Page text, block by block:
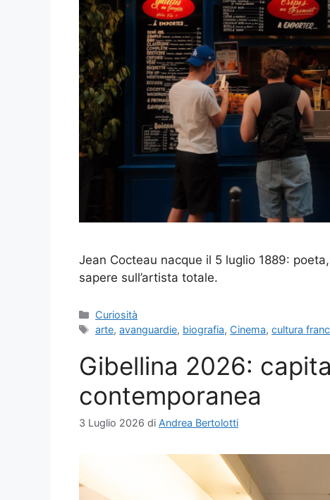
Jean Cocteau nacque il 5 luglio 1889:
sapere sull’artista totale.
Categorie
Curiosità
Tag
arte,avanguardie, biografia, Cinema,cultura
Gibellina 2026:
contemporanea
3 Luglio 2026 di Andrea Bertolotti